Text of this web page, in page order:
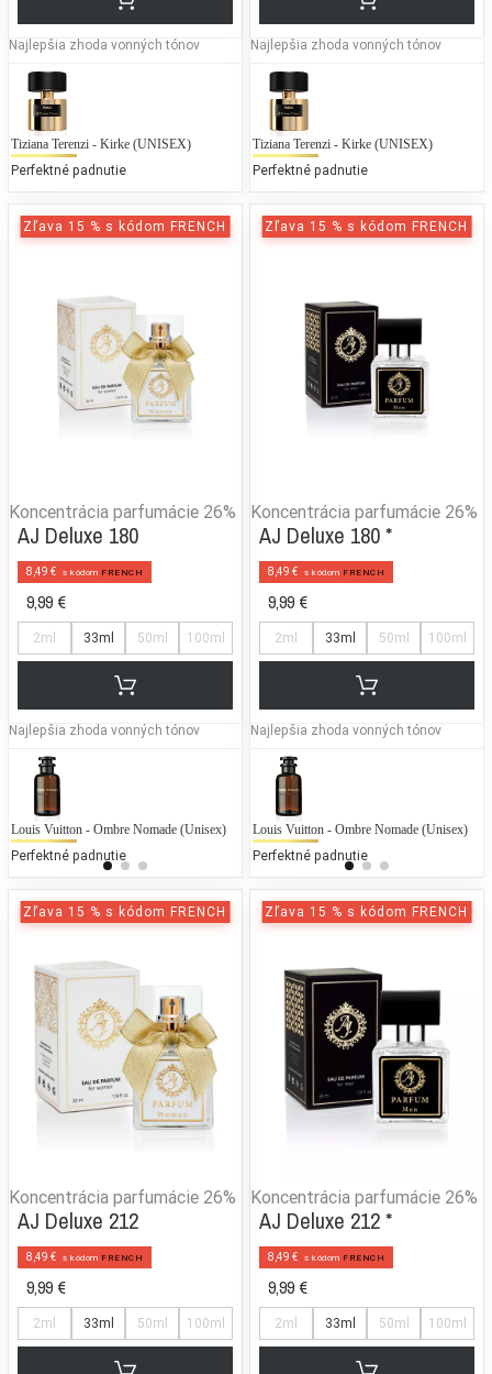
Najlepšia zhoda vonných tónov
Tiziana Terenzi - Kirke (UNISEX)
Perfektné padnutie
Najlepšia zhoda vonných tónov
Tiziana Terenzi - Kirke (UNISEX)
Perfektné padnutie
Zľava 15 % s kódom FRENCH
Koncentrácia parfumácie 26%
AJ Deluxe 180
8,49 € s kódom FRENCH
9,99 €
2ml 33ml 50ml 100ml
Najlepšia zhoda vonných tónov
Louis Vuitton - Ombre Nomade (Unisex)
Perfektné padnutie
Lancôme - Trésor Midnight Rose
25 % bežných vonných tónov
Zľava 15 % s kódom FRENCH
Koncentrácia parfumácie 26%
AJ Deluxe 180 *
8,49 € s kódom FRENCH
9,99 €
2ml 33ml 50ml 100ml
Najlepšia zhoda vonných tónov
Louis Vuitton - Ombre Nomade (Unisex)
Perfektné padnutie
Zľava 15 % s kódom FRENCH
Koncentrácia parfumácie 26%
AJ Deluxe 212
8,49 € s kódom FRENCH
9,99 €
2ml 33ml 50ml 100ml
Zľava 15 % s kódom FRENCH
Koncentrácia parfumácie 26%
AJ Deluxe 212 *
8,49 € s kódom FRENCH
9,99 €
2ml 33ml 50ml 100ml